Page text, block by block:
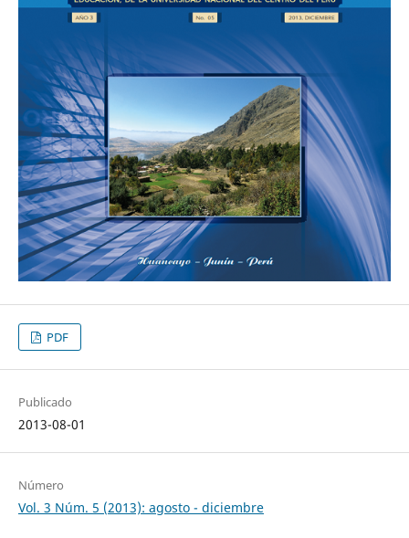
PDF
Publicado
2013-08-01
Número
Vol. 3 Núm. 5 (2013): agosto - diciembre